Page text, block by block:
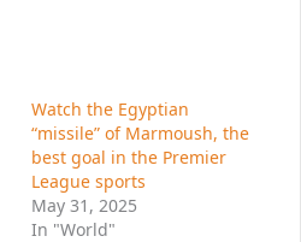
Watch the Egyptian
“missile” of Marmoush, the
best goal in the Premier
League sports
May 31, 2025
In "World"